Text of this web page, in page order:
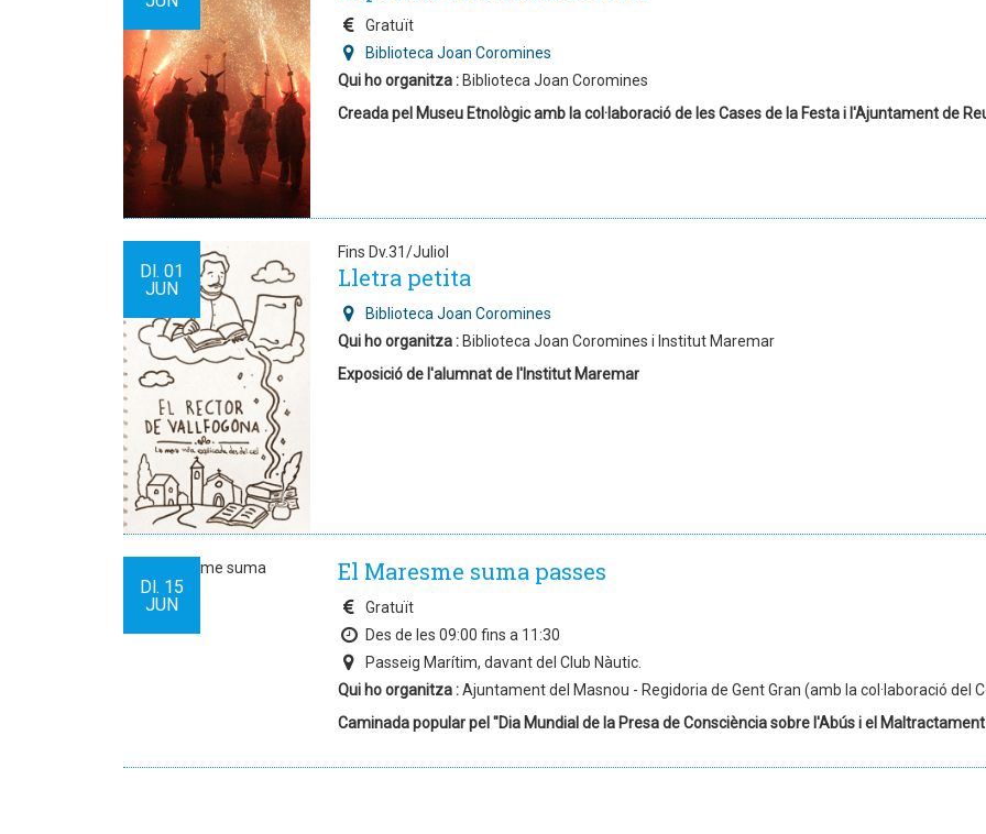
Gratuït
Biblioteca Joan Coromines
Qui ho organitza : Biblioteca Joan Coromines
Creada pel Museu Etnològic amb la col·laboració de les Cases de la Festa i l'Ajuntament de
Dl. 01
JUN
Fins Dv.31/Juliol
Lletra petita
Biblioteca Joan Coromines
Qui ho organitza : Biblioteca Joan Coromines i Institut Maremar
Exposició de l'alumnat de l'Institut Maremar
Dl. 15
JUN
El Maresme suma passes
Gratuït
Des de les 09:00 fins a 11:30
Passeig Marítim, davant del Club Nàutic.
Qui ho organitza :Ajuntament del Masnou - Regidoria de Gent Gran (amb la col·laboració del
Caminada popular pel "Dia Mundial de la Presa de Consciència sobre l'Abús i el